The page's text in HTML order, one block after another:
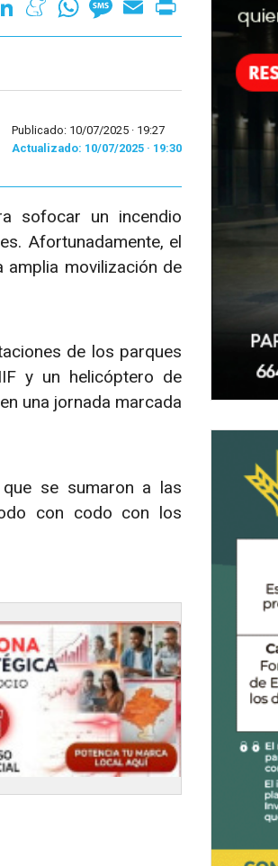
Publicado: 10/07/2025 · 19:27
Actualizado: 10/07/2025 · 19:30
sofocar un incendio
Afortunadamente, el
amplia movilización de
de los parques
y un helicóptero de
una jornada marcada
se sumaron a las
con codo con los